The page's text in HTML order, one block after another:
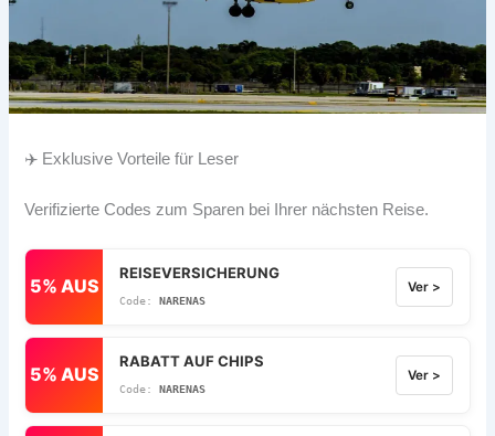
✈️ Exklusive Vorteile für Leser
Verifizierte Codes zum Sparen bei Ihrer nächsten Reise.
5% AUS
REISEVERSICHERUNG
NARENAS
Ver >
5% AUS
RABATT AUF CHIPS
NARENAS
Ver >